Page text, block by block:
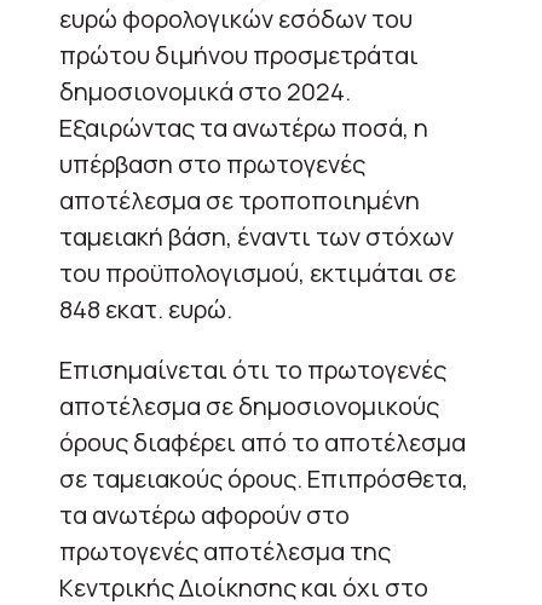
ευρώ φορολογικών εσόδων του
πρώτου διμήνου προσμετράται
δημοσιονομικά στο 2024.
Εξαιρώντας τα ανωτέρω ποσά, η
υπέρβαση στο πρωτογενές
αποτέλεσμα σε τροποποιημένη
ταμειακή βάση, έναντι των στόχων
του προϋπολογισμού, εκτιμάται σε
848 εκατ. ευρώ.
Επισημαίνεται ότι το πρωτογενές
αποτέλεσμα σε δημοσιονομικούς
όρους διαφέρει από το αποτέλεσμα
σε ταμειακούς όρους. Επιπρόσθετα,
τα ανωτέρω αφορούν στο
πρωτογενές αποτέλεσμα της
Κεντρικής Διοίκησης και όχι στο